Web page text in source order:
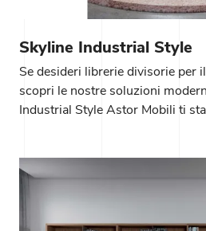
Skyline Industrial Style
Se desideri librerie divisorie per
scopri le nostre soluzioni
Industrial Style Astor Mobili ti